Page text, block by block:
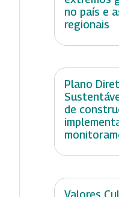
no país e
regionais
Plano
de
Valores